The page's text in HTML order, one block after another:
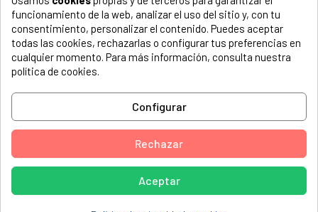
El número de modelo lo encontrarás en la etiqueta de tu
electrodoméstico. Suele estar formado por números y
letras.
Tapa mando programador lavadora Zanussi 6046757016
local_shippingEnvíos Express
funcionamiento de la web, analizar el uso del sitio y, con tu
consentimiento, personalizar el contenido. Puedes aceptar
todas las cookies, rechazarlas o configurar tus preferencias en
cualquier momento. Para más información, consulta nuestra
política de cookies.
Configurar
Rechazar
Aceptar